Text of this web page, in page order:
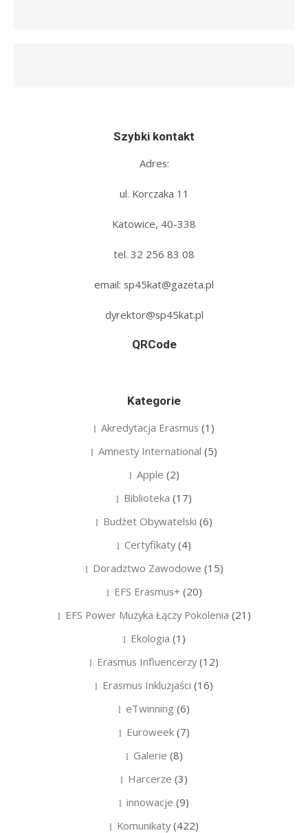
Szybki kontakt
Adres:
ul. Korczaka 11
Katowice, 40-338
tel. 32 256 83 08‬
email: sp45kat@gazeta.pl
dyrektor@sp45kat.pl
QRCode
Kategorie
Akredytacja Erasmus (1)
Amnesty International (5)
Apple (2)
Biblioteka (17)
Budżet Obywatelski (6)
Certyfikaty(4)
Doradztwo Zawodowe (15)
EFS Erasmus+ (20)
EFS Power Muzyka Łączy Pokolenia (21)
Ekologia (1)
Erasmus Influencerzy(12)
Erasmus Inkluzjaści (16)
eTwinning (6)
Euroweek(7)
Galerie (8)
Harcerze (3)
innowacje (9)
Komunikaty(422)